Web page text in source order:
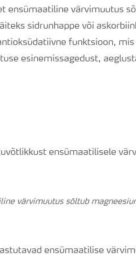
ensümaatiline värvimuutus
sidrunhappe või
funktsioon, mis
esinemissagedust,
ensümaatilisele
värvimuutus sõltub
ensümaatilise